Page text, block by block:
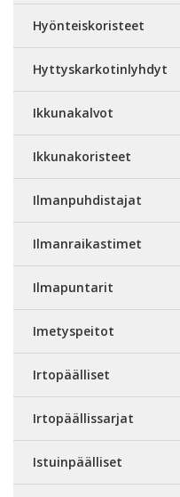
Hyönteiskoristeet
Hyttyskarkotinlyhdyt
Ikkunakalvot
Ikkunakoristeet
Ilmanpuhdistajat
Ilmanraikastimet
Ilmapuntarit
Imetyspeitot
Irtopäälliset
Irtopäällissarjat
Istuinpäälliset